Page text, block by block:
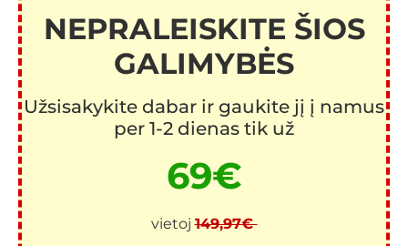
NEPRALEISKITE ŠIOS
GALIMYBĖS
Užsisakykite dabar ir gaukite jį į namus
per 1-2 dienas tik už
69€
vietoj149,97€